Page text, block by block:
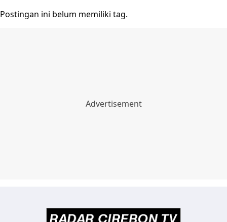
Postingan ini belum memiliki tag.